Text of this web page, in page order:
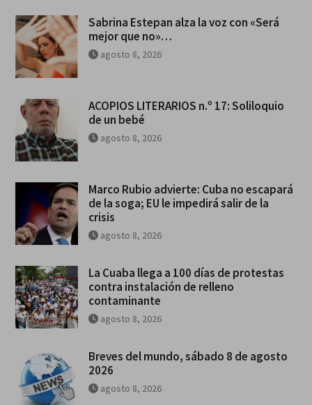
Sabrina Estepan alza la voz con «Será
mejor que no»…
agosto 8, 2026
ACOPIOS LITERARIOS n.º 17: Soliloquio
de un bebé
agosto 8, 2026
Marco Rubio advierte: Cuba no escapará
de la soga; EU le impedirá salir de la
crisis
agosto 8, 2026
La Cuaba llega a 100 días de protestas
contra instalación de relleno
contaminante
agosto 8, 2026
Breves del mundo, sábado 8 de agosto
2026
agosto 8, 2026